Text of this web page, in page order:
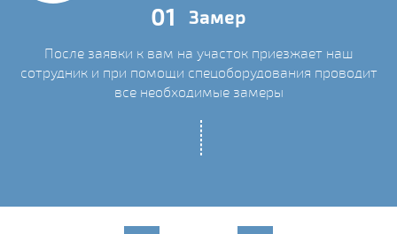
01 Замер
После заявки к вам на участок приезжает наш
сотрудник и при помощи спецоборудования проводит
все необходимые замеры